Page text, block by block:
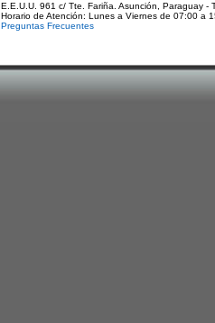
E.E.U.U. 961 c/ Tte. Fariña. Asunción, Paraguay -
Horario de Atención: Lunes a Viernes de 07:00 a
Preguntas Frecuentes